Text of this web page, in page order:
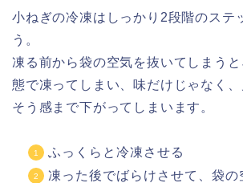
小ねぎの冷凍はしっかり2段階のステ
う。
凍る前から袋の空気を抜いてしまう
態で凍ってしまい、味だけじゃなく
そう感まで下がってしまいます。
ふっくらと冷凍させる
凍った後でばらけさせて、袋の